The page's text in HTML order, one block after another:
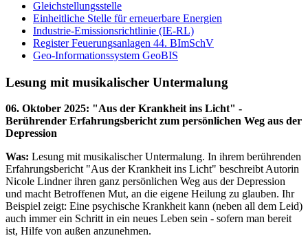
Gleichstellungsstelle
Einheitliche Stelle für erneuerbare Energien
Industrie-Emissionsrichtlinie (IE-RL)
Register Feuerungsanlagen 44. BImSchV
Geo-Informationssystem GeoBIS
Lesung mit musikalischer Untermalung
06. Oktober 2025: "Aus der Krankheit ins Licht" -
Berührender Erfahrungsbericht zum persönlichen Weg aus der
Depression
Was: Lesung mit musikalischer Untermalung. In ihrem berührenden
Erfahrungsbericht "Aus der Krankheit ins Licht" beschreibt Autorin
Nicole Lindner ihren ganz persönlichen Weg aus der Depression
und macht Betroffenen Mut, an die eigene Heilung zu glauben. Ihr
Beispiel zeigt: Eine psychische Krankheit kann (neben all dem Leid)
auch immer ein Schritt in ein neues Leben sein - sofern man bereit
ist, Hilfe von außen anzunehmen.